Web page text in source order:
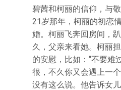
碧茜和柯丽的信仰，与
21岁那年，柯丽的初恋
婚。柯丽飞奔回房间，
久，父亲来看她。柯丽
的安慰，比如：“不要难
很，不久你又会遇上一
没有这么说。他告诉女儿